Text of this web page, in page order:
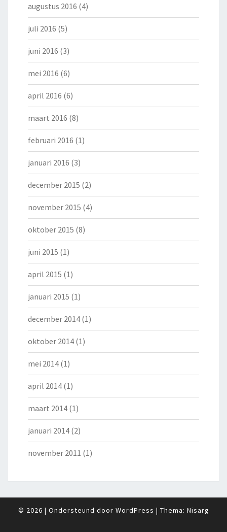
augustus 2016 (4)
juli 2016 (5)
juni 2016 (3)
mei 2016 (6)
april 2016 (6)
maart 2016 (8)
februari 2016 (1)
januari 2016 (3)
december 2015 (2)
november 2015 (4)
oktober 2015 (8)
juni 2015 (1)
april 2015 (1)
januari 2015 (1)
december 2014 (1)
oktober 2014 (1)
mei 2014 (1)
april 2014 (1)
maart 2014 (1)
januari 2014 (2)
november 2011 (1)
© 2026 | Ondersteund door WordPress | Thema: Nisarg